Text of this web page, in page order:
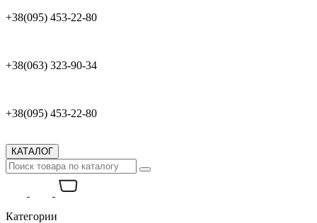
+38(095) 453-22-80
+38(063) 323-90-34
+38(095) 453-22-80
КАТАЛОГ
Категории